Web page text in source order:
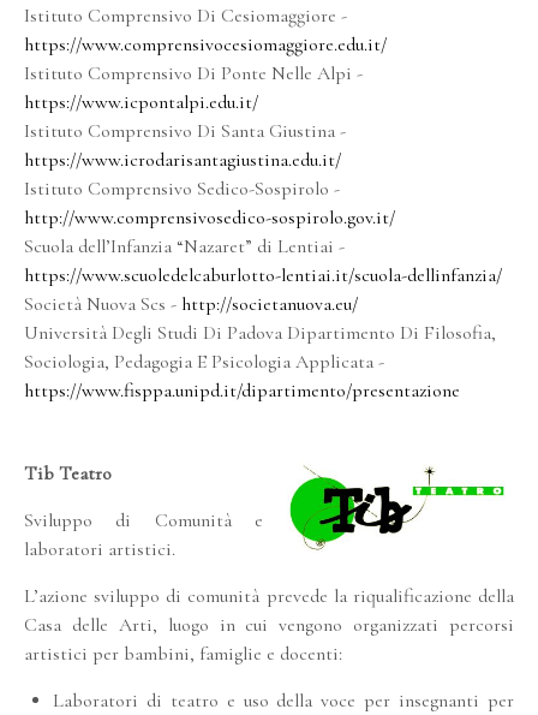
Istituto Comprensivo Di Cesiomaggiore -
https://www.comprensivocesiomaggiore.edu.it/
Istituto Comprensivo Di Ponte Nelle Alpi -
https://www.icpontalpi.edu.it/
Istituto Comprensivo Di Santa Giustina -
https://www.icrodarisantagiustina.edu.it/
Istituto Comprensivo Sedico-Sospirolo -
http://www.comprensivosedico-sospirolo.gov.it/
Scuola dell’Infanzia “Nazaret” di Lentiai -
https://www.scuoledelcaburlotto-lentiai.it/scuola-dellinfanzia/
Società Nuova Scs - http://societanuova.eu/
Università Degli Studi Di Padova Dipartimento Di Filosofia,
Sociologia, Pedagogia E Psicologia Applicata -
https://www.fisppa.unipd.it/dipartimento/presentazione
Tib Teatro
Sviluppo di Comunità e
laboratori artistici.
L’azione sviluppo di comunità prevede la riqualificazione della
Casa delle Arti, luogo in cui vengono organizzati percorsi
artistici per bambini, famiglie e docenti:
Laboratori di teatro e uso della voce per insegnanti per